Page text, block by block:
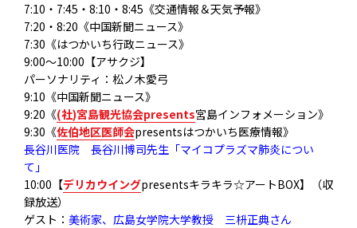
7:10・7:45・8:10・8:45《交通情報＆天気予報》
7:20・8:20《中国新聞ニュース》
7:30《はつかいち行政ニュース》
9:00～10:00【アサクジ】
パーソナリティ：松ノ木愛弓
9:10《中国新聞ニュース》
9:20《(社)宮島観光協会presents宮島インフォメーション》
9:30《佐伯地区医師会presentsはつかいち医療情報》
長谷川医院 長谷川博司先生「マイコプラズマ肺炎につい
て」
10:00【デリカウイングpresentsキラキラ☆アートBOX】（収
録放送）
ゲスト： 美術家、広島女学院大学教授 三枡正典さん